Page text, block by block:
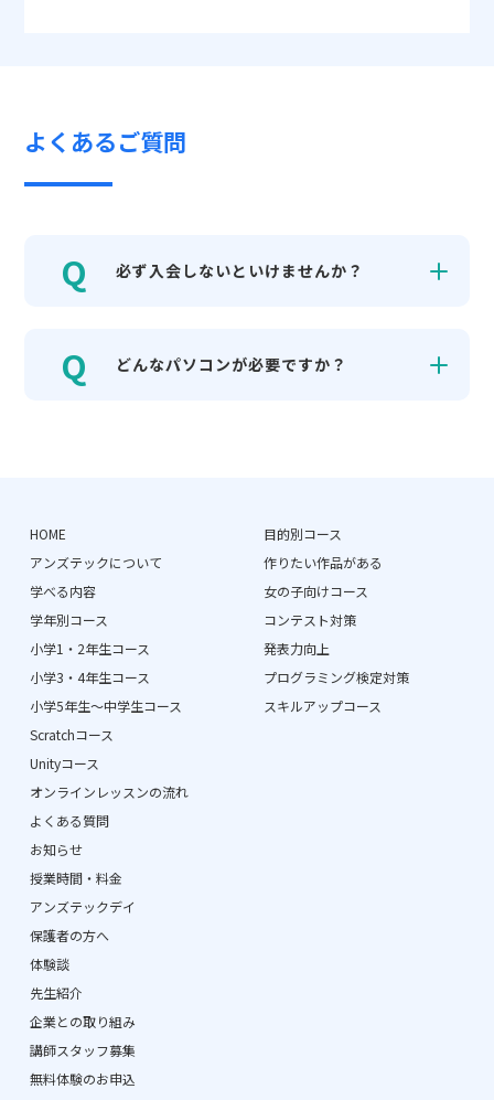
よくあるご質問
必ず入会しないといけませんか？
どんなパソコンが必要ですか？
HOME
アンズテックについて
学べる内容
学年別コース
小学1・2年生コース
小学3・4年生コース
小学5年生〜中学生コース
Scratchコース
Unityコース
オンラインレッスンの流れ
よくある質問
お知らせ
授業時間・料金
アンズテックデイ
目的別コース
作りたい作品がある
女の子向けコース
コンテスト対策
発表力向上
プログラミング検定対策
スキルアップコース
保護者の方へ
体験談
先生紹介
企業との取り組み
講師スタッフ募集
無料体験のお申込